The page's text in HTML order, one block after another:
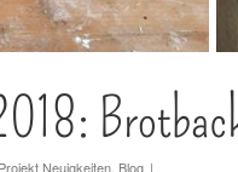
Projekt Neuigkeiten Blog |